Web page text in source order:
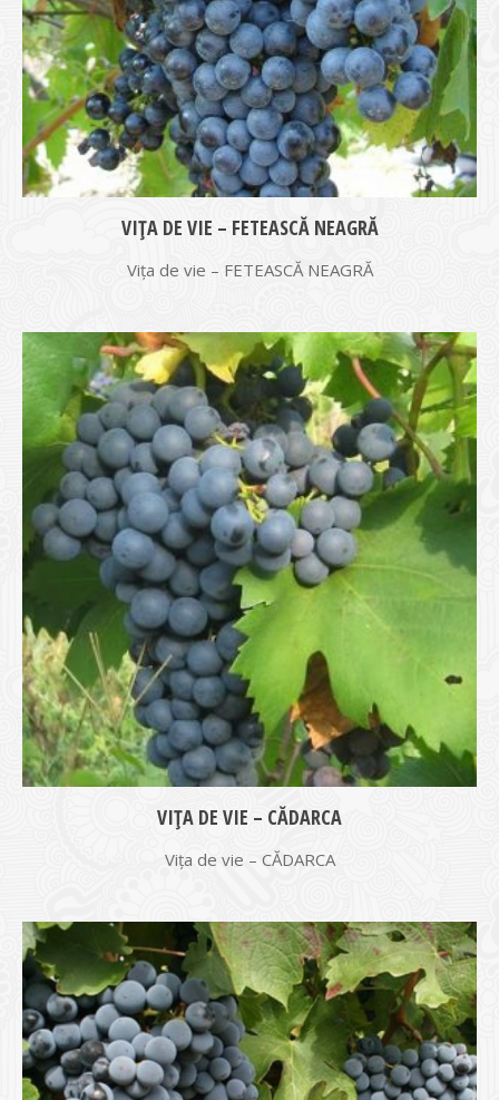
VIŢA DE VIE – FETEASCĂ NEAGRĂ
Vița de vie – FETEASCĂ NEAGRĂ
VIŢA DE VIE – CĂDARCA
Vița de vie – CĂDARCA